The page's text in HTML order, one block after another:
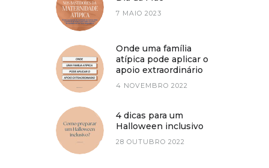
7 MAIO 2023
Onde uma família
atípica pode aplicar o
apoio extraordinário
4 NOVEMBRO 2022
4 dicas para um
Halloween inclusivo
28 OUTUBRO 2022